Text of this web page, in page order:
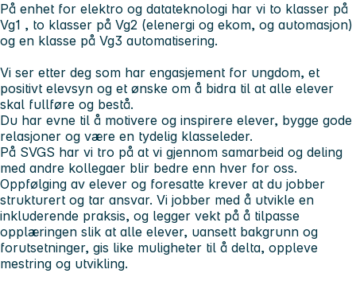
På enhet for elektro og datateknologi har vi to klasser på
Vg1 , to klasser på Vg2 (elenergi og ekom, og automasjon)
og en klasse på Vg3 automatisering.
Vi ser etter deg som har engasjement for ungdom, et
positivt elevsyn og et ønske om å bidra til at alle elever
skal fullføre og bestå.
Du har evne til å motivere og inspirere elever, bygge gode
relasjoner og være en tydelig klasseleder.
På SVGS har vi tro på at vi gjennom samarbeid og deling
med andre kollegaer blir bedre enn hver for oss.
Oppfølging av elever og foresatte krever at du jobber
strukturert og tar ansvar. Vi jobber med å utvikle en
inkluderende praksis, og legger vekt på å tilpasse
opplæringen slik at alle elever, uansett bakgrunn og
forutsetninger, gis like muligheter til å delta, oppleve
mestring og utvikling.